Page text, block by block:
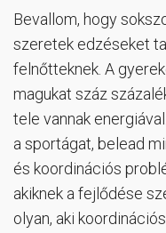
Bevallom, hogy
szeretek edzéseket
felnőtteknek. A
magukat száz
tele vannak
a sportágat, belead
és koordinációs
akiknek a fejlődése
olyan, aki